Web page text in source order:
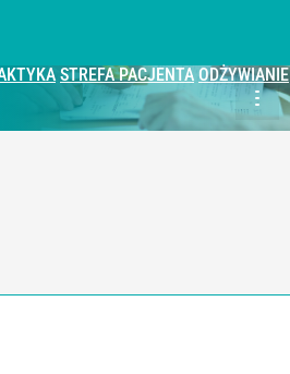
STREFA PACJENTA ODŻYWIANIE